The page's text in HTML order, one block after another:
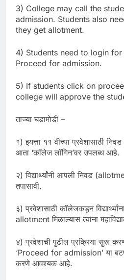
3) College may call the
admission. Students also
they get allotment.
4) Students need to login
Proceed for admission.
5) If students click on
college will approve the
ताज्या घडामोडी –
१) इयत्ता ११ वीच्या प्रवेशासाठी निवड
आता ‘कॉलेज लॉगिन’वर उपलब्ध आहे.
२) विद्यार्थ्यांनी आपली निवड
तपासावी.
३) प्रवेशासाठी कॉलेजकडून
allotment मिळाल्यास त्यांना
४) प्रवेशाची पुढील प्रक्रिया सुरू
‘Proceed for admission’ या
करणे आवश्यक आहे.